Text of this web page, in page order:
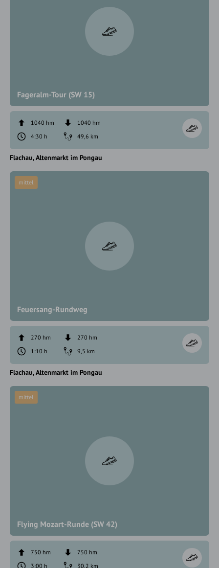
Fageralm-Tour (SW 15)
1040 hm
1040 hm
4:30 h
49,6 km
Flachau Altenmarkt im Pongau
Feuersang-Rundweg
mittel
270 hm
270 hm
1:10 h
9,5 km
Flachau Altenmarkt im Pongau
Flying Mozart-Runde (SW 42)
mittel
750 hm
750 hm
3:00 h
30,2 km